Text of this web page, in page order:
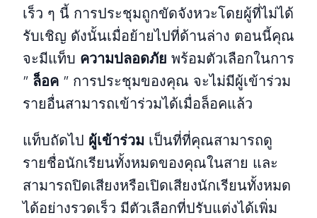
เร็ว ๆ นี้ การประชุมถูกขัดจังหวะโดยผู้ที่ไม่ได้
รับเชิญ ดังนั้นเมื่อย้ายไปที่ด้านล่าง ตอนนี้คุณ
จะมีแท็บ ความปลอดภัย พร้อมตัวเลือกในการ
” ล็อค ” การประชุมของคุณ จะไม่มีผู้เข้าร่วม
รายอื่นสามารถเข้าร่วมได้เมื่อล็อคแล้ว
แท็บถัดไป ผู้เข้าร่วม เป็นที่ที่คุณสามารถดู
รายชื่อนักเรียนทั้งหมดของคุณในสาย และ
สามารถปิดเสียงหรือเปิดเสียงนักเรียนทั้งหมด
ได้อย่างรวดเร็ว มีตัวเลือกที่ปรับแต่งได้เพิ่ม